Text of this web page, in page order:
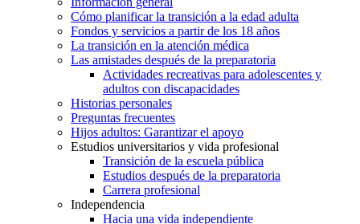
Cómo planificar la transición a la edad adulta
Fondos y servicios a partir de los 18 años
La transición en la atención médica
Las amistades después de la preparatoria
Actividades recreativas para adolescentes y
adultos con discapacidades
Historias personales
Preguntas frecuentes
Hijos adultos: Garantizar el apoyo
Estudios universitarios y vida profesional
Transición de la escuela pública
Estudios después de la preparatoria
Carrera profesional
Independencia
Hacia una vida independiente